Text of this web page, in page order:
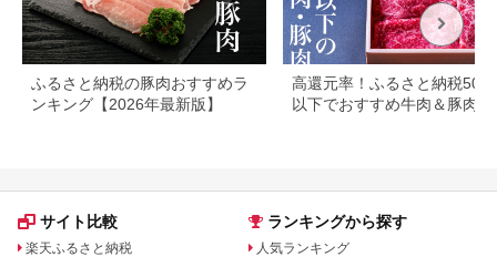
ふるさと納税の豚肉おすすめラ
ンキング【2026年最新版】
高還元率！ふるさと納税
以下でおすすめ牛肉＆豚肉ラ
サイト比較
楽天ふるさと納税
ランキングから探す
人気ランキング